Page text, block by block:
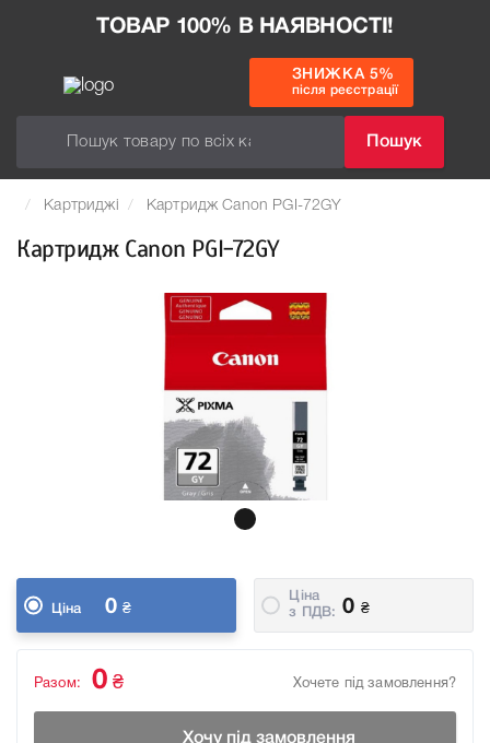
ТОВАР 100% В НАЯВНОСТІ!
Пошук
ЗНИЖКА 5%
після реєстрації
Картриджі Картридж Canon PGI-72GY
Картридж Canon PGI-72GY
Ціна 0 ₴
Ціна
з ПДВ:
0 ₴
Хочете під замовлення?
Разом: 0 ₴
Хочу під замовлення